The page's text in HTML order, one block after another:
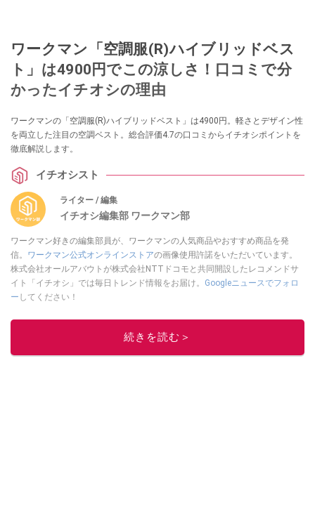
ワークマン「空調服(R)ハイブリッドベス
ト」は4900円でこの涼しさ！口コミで分
かったイチオシの理由
ワークマンの「空調服(R)ハイブリッドベスト」は4900円。軽さとデザイン性
を両立した注目の空調ベスト。総合評価4.7の口コミからイチオシポイントを
徹底解説します。
イチオシスト
ライター / 編集
イチオシ編集部 ワークマン部
ワークマン好きの編集部員が、ワークマンの人気商品やおすすめ商品を発
信。 ワークマン公式オンラインストアの画像使用許諾をいただいています。
株式会社オールアバウトが株式会社NTTドコモと共同開設したレコメンドサ
イト「イチオシ」では毎日トレンド情報をお届け。 Googleニュースでフォロ
ー してください！
このイチオシストの他の記事を読む
続きを読む＞